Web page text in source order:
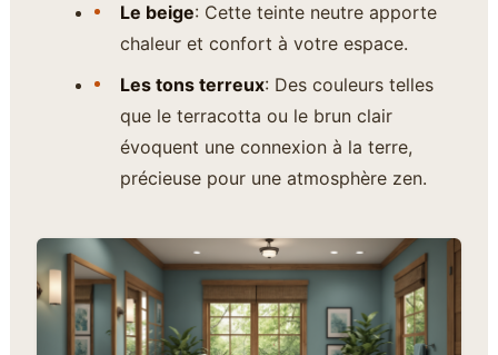
Le beige: Cette teinte neutre apporte
chaleur et confort à votre espace.
Les tons terreux: Des couleurs telles
que le terracotta ou le brun clair
évoquent une connexion à la terre,
précieuse pour une atmosphère zen.